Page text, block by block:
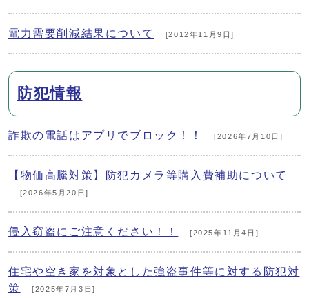
電力需要削減結果について [2012年11月9日]
防犯情報
詐欺の電話はアプリでブロック！！ [2026年7月10日]
【物価高騰対策】防犯カメラ等購入費補助について
[2026年5月20日]
侵入窃盗にご注意ください！！ [2025年11月4日]
住宅や空き家を対象とした強盗事件等に対する防犯対
策
[2025年7月3日]